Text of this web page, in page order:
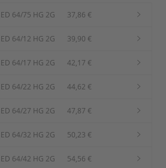
ED 64/75 HG 2G 37,86 €
ED 64/12 HG 2G 39,90 €
ED 64/17 HG 2G 42,17 €
ED 64/22 HG 2G 44,62 €
ED 64/27 HG 2G 47,87 €
ED 64/32 HG 2G 50,23 €
ED 64/42 HG 2G 54,56 €